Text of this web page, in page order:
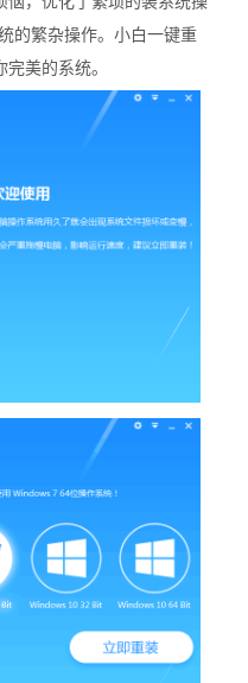
的繁杂操作。小白一键重
美的系统。